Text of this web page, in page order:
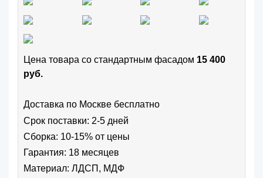
Цена товара cо стандартным фасадом 15 400
руб.
Доставка по Москве бесплатно
Срок поставки: 2-5 дней
Сборка: 10-15% от цены
Гарантия: 18 месяцев
Материал: ЛДСП, МДФ